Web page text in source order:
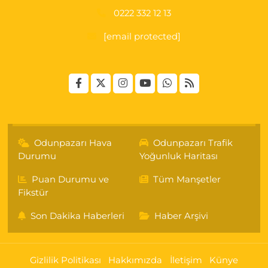
0222 332 12 13
[email protected]
Odunpazarı Hava
Durumu
Odunpazarı Trafik
Yoğunluk Haritası
Puan Durumu ve
Fikstür
Tüm Manşetler
Son Dakika Haberleri Haber Arşivi
Gizlilik Politikası Hakkımızda İletişim Künye